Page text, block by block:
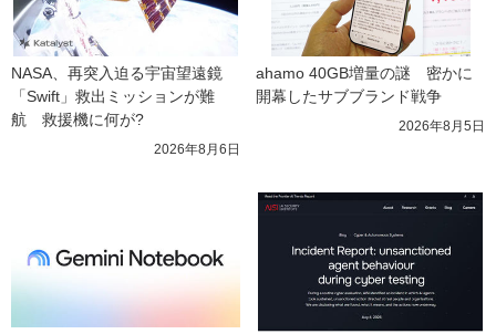
NASA、再突入迫る宇宙望遠鏡
「Swift」救出ミッションが難
航　救援機に何が?
2026年8月6日
ahamo 40GB増量の謎　密かに
開幕したサブブランド戦争
2026年8月5日